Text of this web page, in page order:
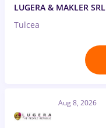
LUGERA & MAKLER SRL
Tulcea
Aug 8, 2026